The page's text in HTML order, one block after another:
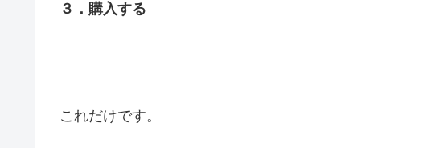
３．購入する
これだけです。